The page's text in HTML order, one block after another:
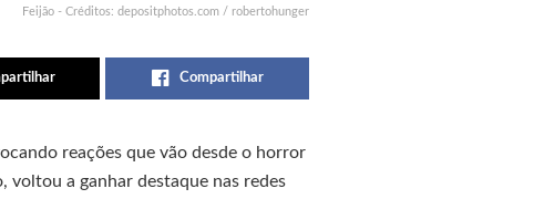
Feijão - Créditos: depositphotos.com / robertohunger
Compartilhar
reações que vão desde o horror
voltou a ganhar destaque nas redes